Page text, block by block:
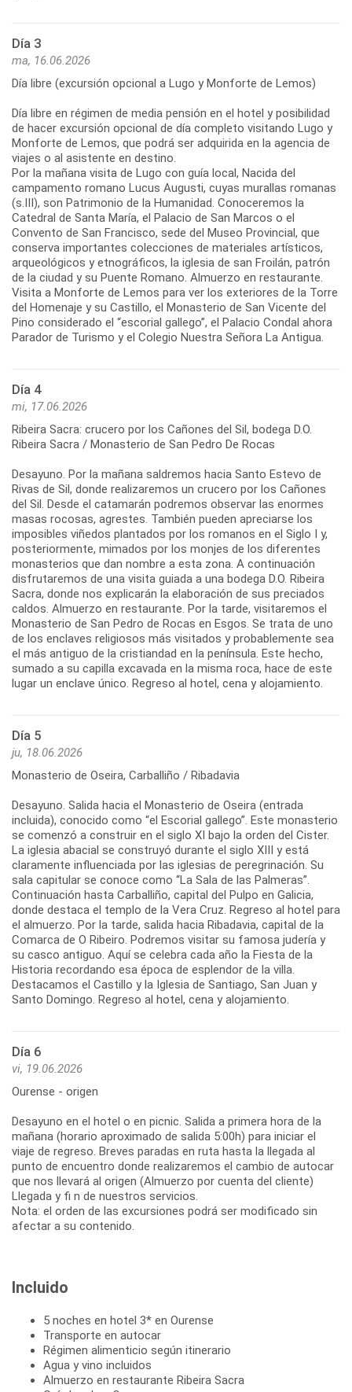
Día 3
ma, 16.06.2026
Día libre (excursión opcional a Lugo y Monforte de Lemos)
Día libre en régimen de media pensión en el hotel y posibilidad
de hacer excursión opcional de día completo visitando Lugo y
Monforte de Lemos, que podrá ser adquirida en la agencia de
viajes o al asistente en destino.
Por la mañana visita de Lugo con guía local, Nacida del
campamento romano Lucus Augusti, cuyas murallas romanas
(s.III), son Patrimonio de la Humanidad. Conoceremos la
Catedral de Santa María, el Palacio de San Marcos o el
Convento de San Francisco, sede del Museo Provincial, que
conserva importantes colecciones de materiales artísticos,
arqueológicos y etnográficos, la iglesia de san Froilán, patrón
de la ciudad y su Puente Romano. Almuerzo en restaurante.
Visita a Monforte de Lemos para ver los exteriores de la Torre
del Homenaje y su Castillo, el Monasterio de San Vicente del
Pino considerado el “escorial gallego”, el Palacio Condal ahora
Día 4
mi, 17.06.2026
Ribeira Sacra: crucero por los Cañones del Sil, bodega D.O.
Ribeira Sacra / Monasterio de San Pedro De Rocas
Desayuno. Por la mañana saldremos hacia Santo Estevo de
Rivas de Sil, donde realizaremos un crucero por los Cañones
del Sil. Desde el catamarán podremos observar las enormes
masas rocosas, agrestes. También pueden apreciarse los
imposibles viñedos plantados por los romanos en el Siglo I y,
posteriormente, mimados por los monjes de los diferentes
monasterios que dan nombre a esta zona. A continuación
disfrutaremos de una visita guiada a una bodega D.O. Ribeira
Sacra, donde nos explicarán la elaboración de sus preciados
caldos. Almuerzo en restaurante. Por la tarde, visitaremos el
Monasterio de San Pedro de Rocas en Esgos. Se trata de uno
de los enclaves religiosos más visitados y probablemente sea
el más antiguo de la cristiandad en la península. Este hecho,
sumado a su capilla excavada en la misma roca, hace de este
lugar un enclave único. Regreso al hotel, cena y alojamiento.
Día 5
ju, 18.06.2026
Monasterio de Oseira, Carballiño / Ribadavia
Desayuno. Salida hacia el Monasterio de Oseira (entrada
incluida), conocido como “el Escorial gallego”. Este monasterio
se comenzó a construir en el siglo XI bajo la orden del Cister.
La iglesia abacial se construyó durante el siglo XIII y está
claramente influenciada por las iglesias de peregrinación. Su
sala capitular se conoce como “La Sala de las Palmeras”.
Continuación hasta Carballiño, capital del Pulpo en Galicia,
donde destaca el templo de la Vera Cruz. Regreso al hotel para
el almuerzo. Por la tarde, salida hacia Ribadavia, capital de la
Comarca de O Ribeiro. Podremos visitar su famosa judería y
su casco antiguo. Aquí se celebra cada año la Fiesta de la
Historia recordando esa época de esplendor de la villa.
Destacamos el Castillo y la Iglesia de Santiago, San Juan y
Santo Domingo. Regreso al hotel, cena y alojamiento.
Día 6
vi, 19.06.2026
Ourense - origen
Desayuno en el hotel o en picnic. Salida a primera hora de la
mañana (horario aproximado de salida 5:00h) para iniciar el
viaje de regreso. Breves paradas en ruta hasta la llegada al
punto de encuentro donde realizaremos el cambio de autocar
que nos llevará al origen (Almuerzo por cuenta del cliente)
Llegada y fi n de nuestros servicios.
Nota: el orden de las excursiones podrá ser modificado sin
afectar a su contenido.
Incluido
5 noches en hotel 3* en Ourense
Transporte en autocar
Régimen alimenticio según itinerario
Agua y vino incluidos
Almuerzo en restaurante Ribeira Sacra